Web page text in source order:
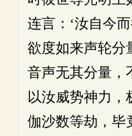
连言：‘汝自今
欲度如来声轮分
音声无其分量，
以汝威势神力，
伽沙数等劫，毕